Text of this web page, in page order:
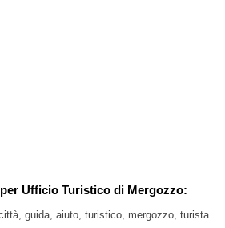
Ufficio Turistico di Mergozzo:
guida, aiuto, turistico, mergozzo, turista